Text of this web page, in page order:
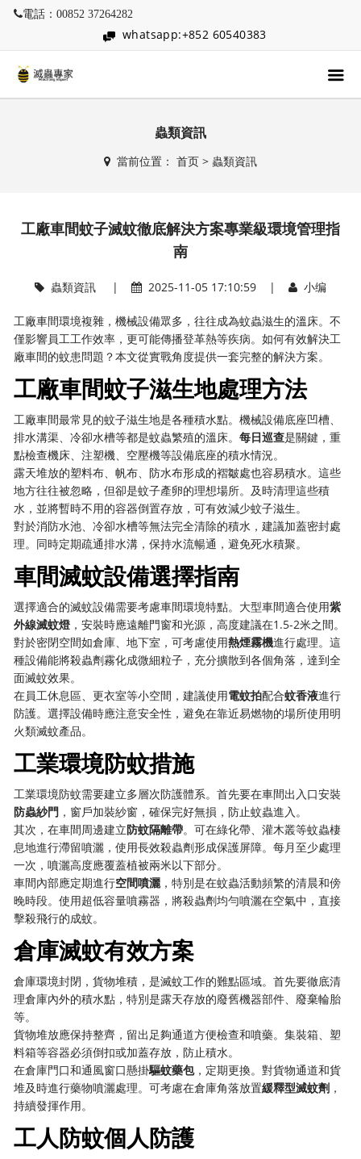
電話：00852 37264282
whatsapp:+852 60540383
蟲類資訊
當前位置： 首页> 蟲類資訊
工廠車間蚊子滅蚊徹底解決方案專業級環境管理指
南
蟲類資訊| 2025-11-05 17:10:59 | 小编
工廠車間環境複雜，機械設備眾多，往往成為蚊蟲滋生的溫床。不
僅影響員工工作效率，更可能傳播登革熱等疾病。如何有效解決工
廠車間的蚊患問題？本文從實戰角度提供一套完整的解決方案。
工廠車間蚊子滋生地處理方法
工廠車間最常見的蚊子滋生地是各種積水點。機械設備底座凹槽、
排水溝渠、冷卻水槽等都是蚊蟲繁殖的溫床。每日巡查是關鍵，重
點檢查機床、注塑機、空壓機等設備底座的積水情況。
露天堆放的塑料布、帆布、防水布形成的褶皺處也容易積水。這些
地方往往被忽略，但卻是蚊子產卵的理想場所。及時清理這些積
水，並將暫時不用的容器倒置存放，可有效減少蚊子滋生。
對於消防水池、冷卻水槽等無法完全清除的積水，建議加蓋密封處
理。同時定期疏通排水溝，保持水流暢通，避免死水積聚。
車間滅蚊設備選擇指南
選擇適合的滅蚊設備需要考慮車間環境特點。大型車間適合使用紫
外線滅蚊燈 ，安裝時應遠離門窗和光源，高度建議在1.5-2米之間。
對於密閉空間如倉庫、地下室，可考慮使用熱煙霧機進行處理。這
種設備能將殺蟲劑霧化成微細粒子，充分擴散到各個角落，達到全
面滅蚊效果。
在員工休息區、更衣室等小空間，建議使用電蚊拍配合蚊香液進行
防護。選擇設備時應注意安全性，避免在靠近易燃物的場所使用明
火類滅蚊產品。
工業環境防蚊措施
工業環境防蚊需要建立多層次防護體系。首先要在車間出入口安裝
防蟲紗門 ，窗戶加裝紗窗，確保完好無損，防止蚊蟲進入。
其次，在車間周邊建立防蚊隔離帶。可在綠化帶、灌木叢等蚊蟲棲
息地進行滯留噴灑，使用長效殺蟲劑形成保護屏障。每月至少處理
一次，噴灑高度應覆蓋植被兩米以下部分。
車間內部應定期進行空間噴灑，特別是在蚊蟲活動頻繁的清晨和傍
晚時段。使用超低容量噴霧器，將殺蟲劑均勻噴灑在空氣中，直接
擊殺飛行的成蚊。
倉庫滅蚊有效方案
倉庫環境封閉，貨物堆積，是滅蚊工作的難點區域。首先要徹底清
理倉庫內外的積水點，特別是露天存放的廢舊機器部件、廢棄輪胎
等。
貨物堆放應保持整齊，留出足夠通道方便檢查和噴藥。集裝箱、塑
料箱等容器必須倒扣或加蓋存放，防止積水。
在倉庫門口和通風窗口懸掛驅蚊藥包，定期更換。對貨物通道和貨
堆及時進行藥物噴灑處理。可考慮在倉庫角落放置緩釋型滅蚊劑 ，
持續發揮作用。
工人防蚊個人防護